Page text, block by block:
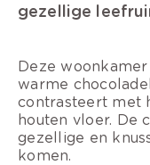
gezellige
Deze
warme
contrasteert met
houten vloer. De
gezellige en
komen.